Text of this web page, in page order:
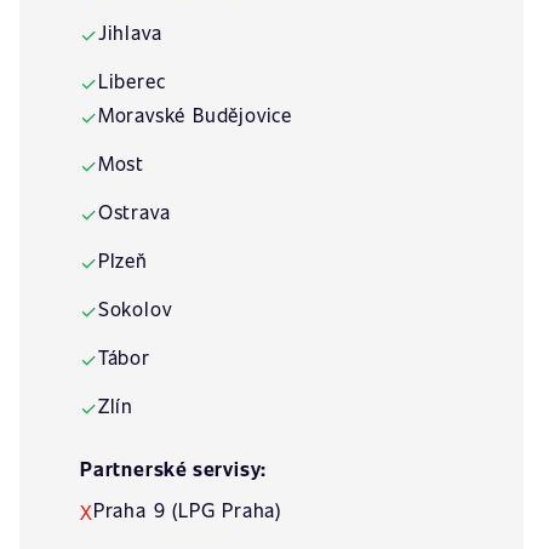
✓Jihlava
✓Liberec
✓Moravské Budějovice
✓Most
✓Ostrava
✓Plzeň
✓Sokolov
✓Tábor
✓Zlín
Partnerské servisy:
XPraha 9 (LPG Praha)